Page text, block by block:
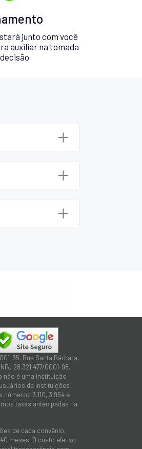
junto com você
auxiliar na tomada
35. Rua Santa Bárbara,
28.321.477/0001-98.
não é uma instituição
de instituições
3.110, 3.954 e
taxas antecipadas na
de cada convênio,
meses. O custo efetivo